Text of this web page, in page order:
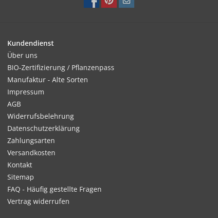
Kultur:
Bildet 20cm hohe polsterartige Stauden. Pflanzung im
Abstand von 20cm.
Standort:
Schattig, humoser und lockerer Boden. Schwachzehrer.
Ernte / Blüte:
Das Kraut vor und während der Blüte im April oder Mai.
Kundendienst
Über uns
BIO-Zertifizierung / Pflanzenpass
Manufaktur - Alte Sorten
Impressum
AGB
Widerrufsbelehrung
Datenschutzerklärung
Zahlungsarten
Versandkosten
Kontakt
Sitemap
FAQ - Häufig gestellte Fragen
Vertrag widerrufen